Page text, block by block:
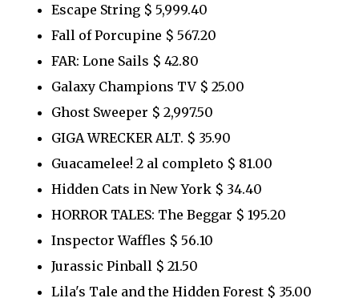
Escape String $ 5,999.40
Fall of Porcupine $ 567.20
FAR: Lone Sails $ 42.80
Galaxy Champions TV $ 25.00
Ghost Sweeper $ 2,997.50
GIGA WRECKER ALT. $ 35.90
Guacamelee! 2 al completo $ 81.00
Hidden Cats in New York $ 34.40
HORROR TALES: The Beggar $ 195.20
Inspector Waffles $ 56.10
Jurassic Pinball $ 21.50
Lila's Tale and the Hidden Forest $ 35.00